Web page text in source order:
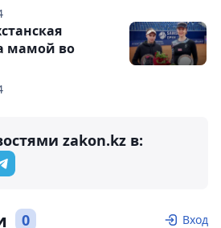
мамой во
zakon.kz в:
0 Вход